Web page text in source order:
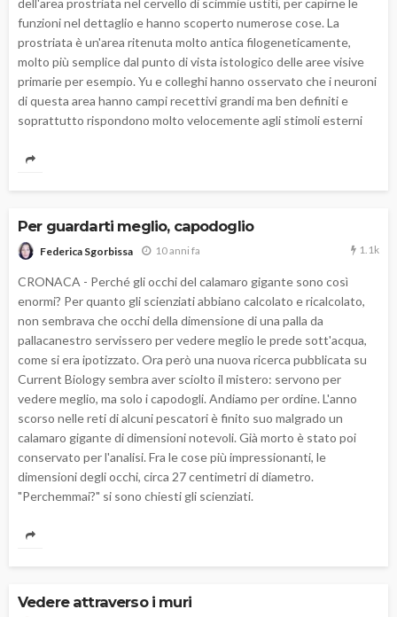
dell'area prostriata nel cervello di scimmie ustitì, per capirne le
funzioni nel dettaglio e hanno scoperto numerose cose. La
prostriata è un'area ritenuta molto antica filogeneticamente,
molto più semplice dal punto di vista istologico delle aree visive
primarie per esempio. Yu e colleghi hanno osservato che i neuroni
di questa area hanno campi recettivi grandi ma ben definiti e
soprattutto rispondono molto velocemente agli stimoli esterni
Per guardarti meglio, capodoglio
Federica Sgorbissa 10 anni fa 1.1k
CRONACA - Perché gli occhi del calamaro gigante sono così
enormi? Per quanto gli scienziati abbiano calcolato e ricalcolato,
non sembrava che occhi della dimensione di una palla da
pallacanestro servissero per vedere meglio le prede sott'acqua,
come si era ipotizzato. Ora però una nuova ricerca pubblicata su
Current Biology sembra aver sciolto il mistero: servono per
vedere meglio, ma solo i capodogli. Andiamo per ordine. L'anno
scorso nelle reti di alcuni pescatori è finito suo malgrado un
calamaro gigante di dimensioni notevoli. Già morto è stato poi
conservato per l'analisi. Fra le cose più impressionanti, le
dimensioni degli occhi, circa 27 centimetri di diametro.
"Perchemmai?" si sono chiesti gli scienziati.
Vedere attraverso i muri